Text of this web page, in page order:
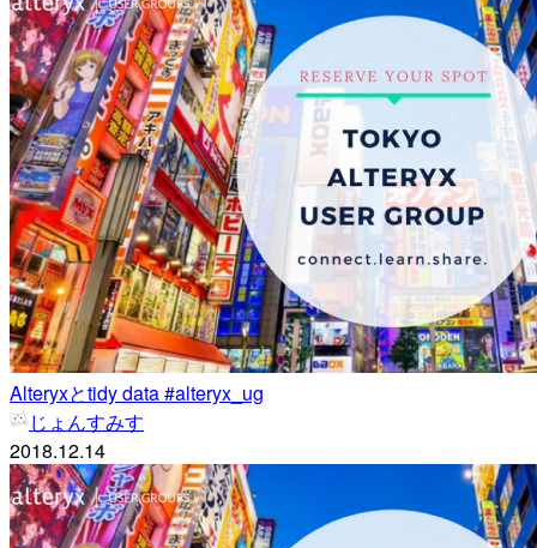
Alteryxとtidy data #alteryx_ug
じょんすみす
2018.12.14